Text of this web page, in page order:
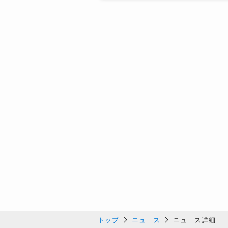
トップ ニュース ニュース詳細